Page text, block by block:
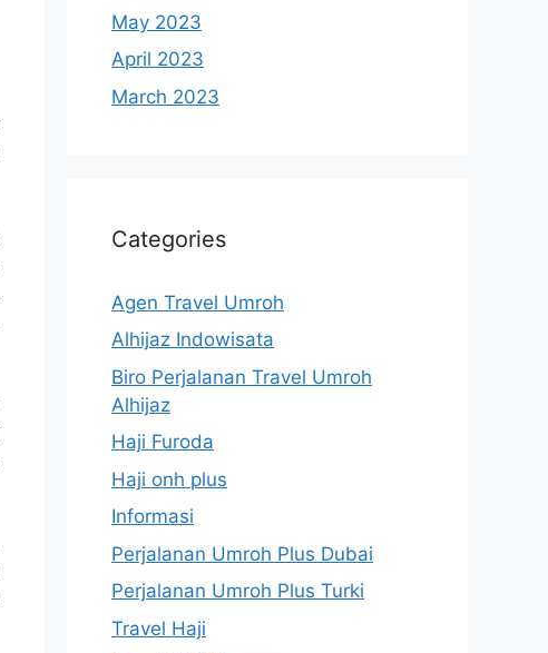
May 2023
April 2023
March 2023
Categories
Agen Travel Umroh
Alhijaz Indowisata
Biro Perjalanan Travel Umroh
Alhijaz
Haji Furoda
Haji onh plus
Informasi
Perjalanan Umroh Plus Dubai
Perjalanan Umroh Plus Turki
Travel Haji